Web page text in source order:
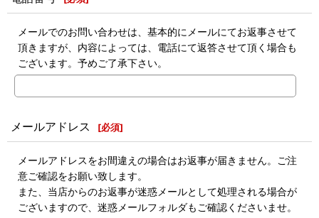
メールでのお問い合わせは、基本的にメールにてお返事させて
頂きますが、内容によっては、電話にて返答させて頂く場合も
ございます。予めご了承下さい。
メールアドレス [必須]
メールアドレスをお間違えの場合はお返事が届きません。ご注
意ご確認をお願い致します。
また、当店からのお返事が迷惑メールとして処理される場合が
ございますので、迷惑メールフォルダもご確認くださいませ。